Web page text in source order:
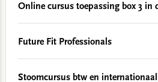
Online cursus toepassing box 3 in
Future Fit Professionals
Stoomcursus btw en internationaal